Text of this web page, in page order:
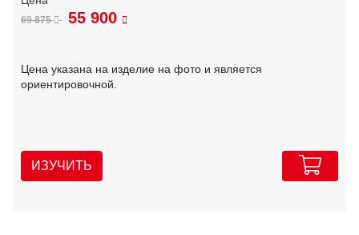
69 875 55 900
Цена указана на изделие на фото и является
ориентировочной.
ИЗУЧИТЬ